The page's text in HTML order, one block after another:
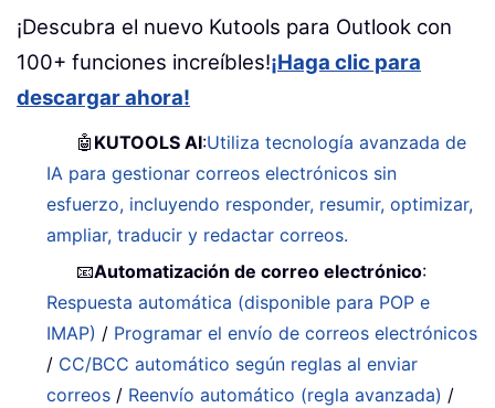
¡Descubra el nuevo Kutools para Outlook con
100+ funciones increíbles!¡Haga clic para
descargar ahora!
🤖 KUTOOLS AI:Utiliza tecnología avanzada de
IA para gestionar correos electrónicos sin
esfuerzo, incluyendo responder, resumir, optimizar,
ampliar, traducir y redactar correos.
📧Automatización de correo electrónico:
Respuesta automática (disponible para POP e
IMAP) / Programar el envío de correos electrónicos
/ CC/BCC automático según reglas al enviar
correos / Reenvío automático (regla avanzada) /